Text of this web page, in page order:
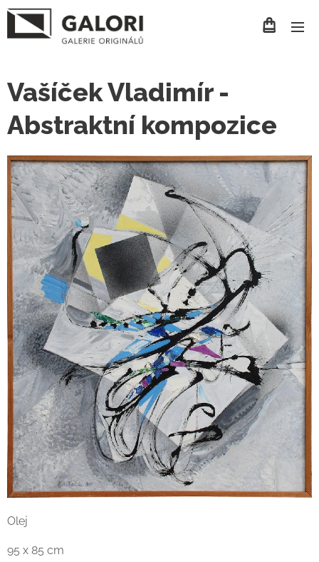
Vašíček Vladimír -
Abstraktní kompozice
Olej
95 x 85 cm